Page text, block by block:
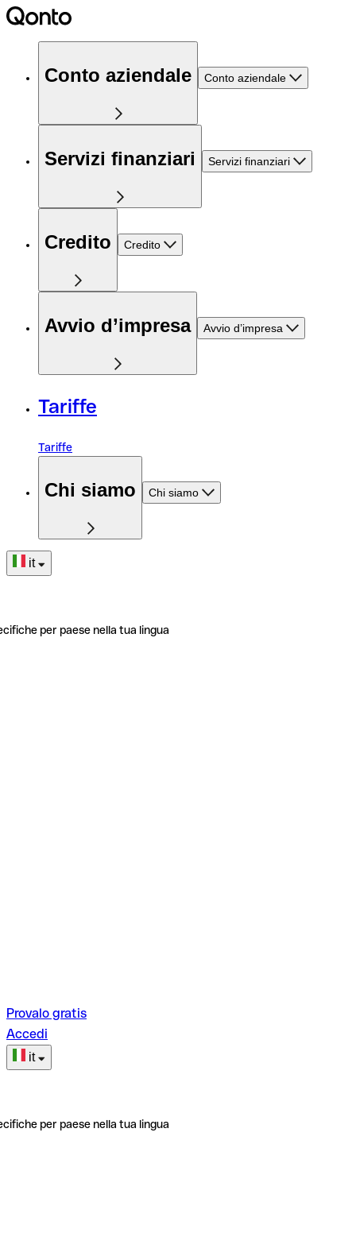
Conto aziendale Conto aziendale
Servizi finanziari Servizi finanziari
Credito Credito
Avvio d’impresa Avvio d’impresa
Tariffe
Tariffe
Chi siamo Chi siamo
it
per paese nella tua lingua
Provalo gratis
Accedi
it
per paese nella tua lingua